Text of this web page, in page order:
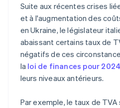
Suite aux récentes crises
et à l'augmentation des
en Ukraine, le législateur
abaissant certains taux de
négatifs de ces
la loi de finances pour 2024
leurs niveaux antérieurs.
Par exemple, le taux de